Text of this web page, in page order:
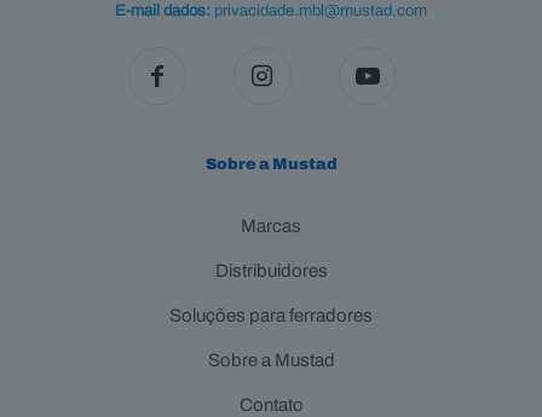
E-mail dados: privacidade.mbl@mustad.com
Sobre a Mustad
Marcas
Distribuidores
Soluções para ferradores
Sobre a Mustad
Contato